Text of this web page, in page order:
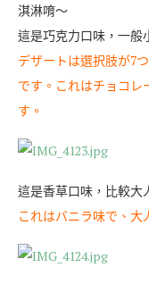
淇淋唷～
這是巧克力口味，一般
デザートは選択肢が7
です。これはチョコレ
す。
這是香草口味，比較大
これはバニラ味で、大